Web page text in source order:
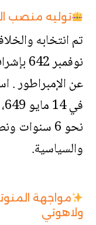
توليه منصب
عن الإمبراطور .
نحو 6
والسياسية.
مواجهة
ولاهوتي